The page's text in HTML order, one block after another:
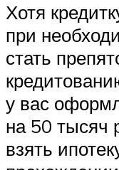
Хотя
при
стать
у вас
на 50 тысяч
взять